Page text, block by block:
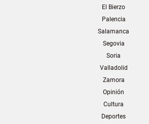
El Bierzo
Palencia
Salamanca
Segovia
Soria
Valladolid
Zamora
Opinión
Cultura
Deportes